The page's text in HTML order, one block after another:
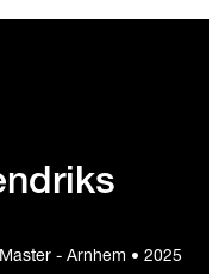
- Arnhem • 2025